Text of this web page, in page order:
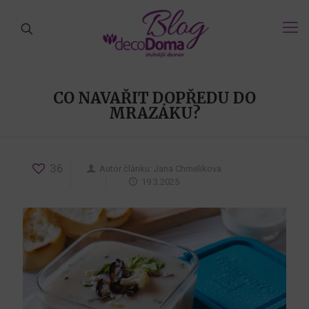
CO NAVAŘIT DOPŘEDU DO
MRAZÁKU?
36 Autor článku: Jana Chmelikova
19.3.2025